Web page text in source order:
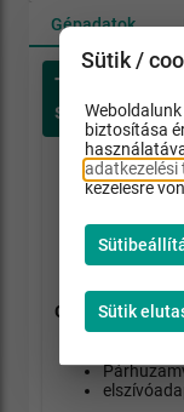
Gépadatok
Termékleírás
Nagy
szerszám
Géppel szállított
Sütik /
biztosítása
kezelésre
Sütik